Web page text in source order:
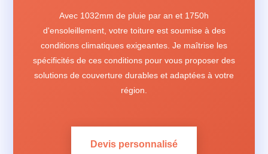
Avec 1032mm de pluie par an et 1750h
d'ensoleillement, votre toiture est soumise à des
conditions climatiques exigeantes. Je maîtrise les
spécificités de ces conditions pour vous proposer des
solutions de couverture durables et adaptées à votre
région.
Devis personnalisé